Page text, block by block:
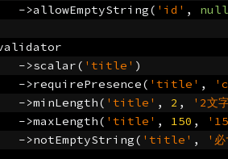
->allowEmptyString( 'id' , null
->scalar( 'title' )
->requirePresence( 'title' ,
->minLength( 'title' , 2 ,
'2文
->maxLength( 'title' , 150 ,
->notEmptyString( 'title' , '必